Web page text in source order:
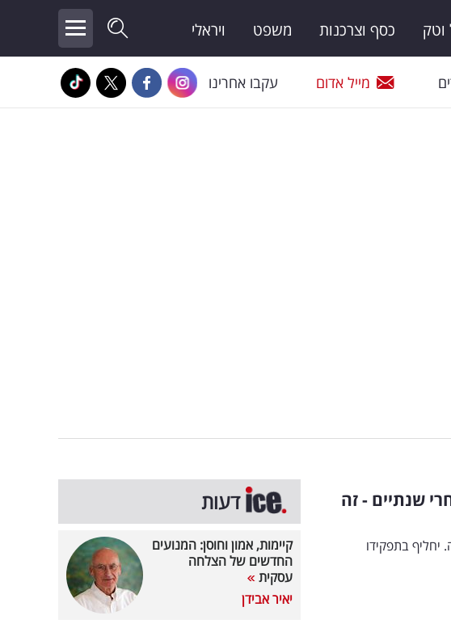
וטק כסף וצרכנות משפט ויראלי
מייל אדום עקבו אחרינו
שנתיים - זה
יחליף בתפקידו
דעות
קיימות, אמון וחוסן: המנועים
החדשים של הצלחה
עסקית
יאיר אבידן